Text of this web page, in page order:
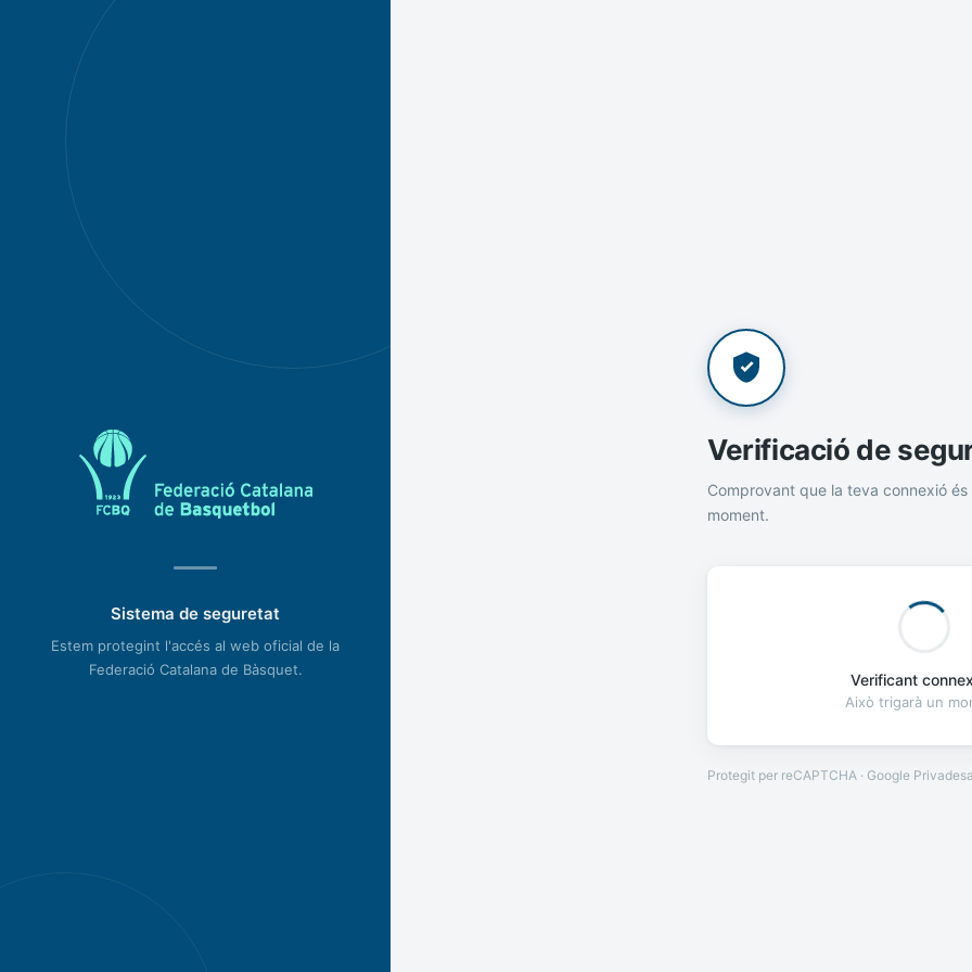
Sistema de seguretat
Estem protegint l'accés al web oficial de la
Federació Catalana de Bàsquet.
Verificació de
Comprovant que la teva connexió és
moment.
Verificant
Això trigarà un
Protegit per reCAPTCHA · Google Privadesa